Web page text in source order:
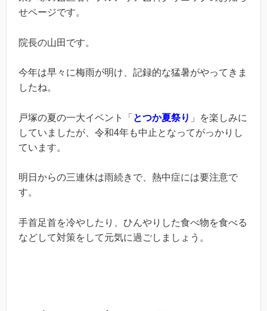
せページです。
院長の山田です。
今年は早々に梅雨が明け、記録的な猛暑がやってきま
したね。
戸塚の夏の一大イベント「 とつか夏祭り 」を楽しみに
していましたが、令和4年も中止となってがっかりし
ています。
明日からの三連休は雨続きで、熱中症には要注意で
す。
手首足首を冷やしたり、ひんやりした食べ物を食べる
などして対策をして元気に過ごしましょう。